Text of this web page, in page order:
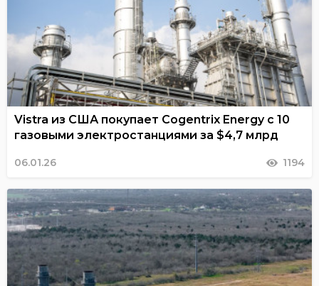
Vistra из США покупает Cogentrix Energy с 10
газовыми электростанциями за $4,7 млрд
06.01.26 1194